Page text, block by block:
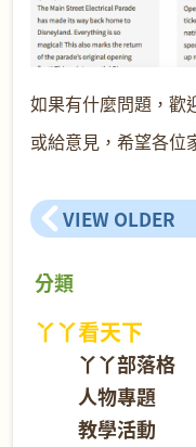
如果有什麼問題，歡
或給意見，希望各位
VIEW OLDER
分類
丫丫看天下
丫丫部落格
人物專題
教學活動